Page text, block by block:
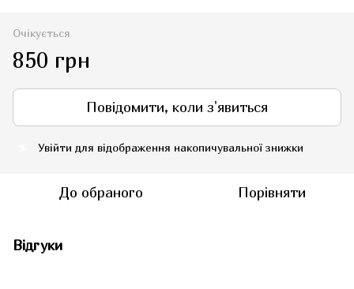
Очікується
850 грн
Повідомити, коли з'явиться
Увійти для відображення накопичувальної знижки
До обраного Порівняти
Відгуки